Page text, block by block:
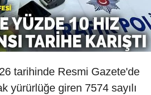
tarihinde Resmi Gazete'de
yürürlüğe giren 7574 sayılı